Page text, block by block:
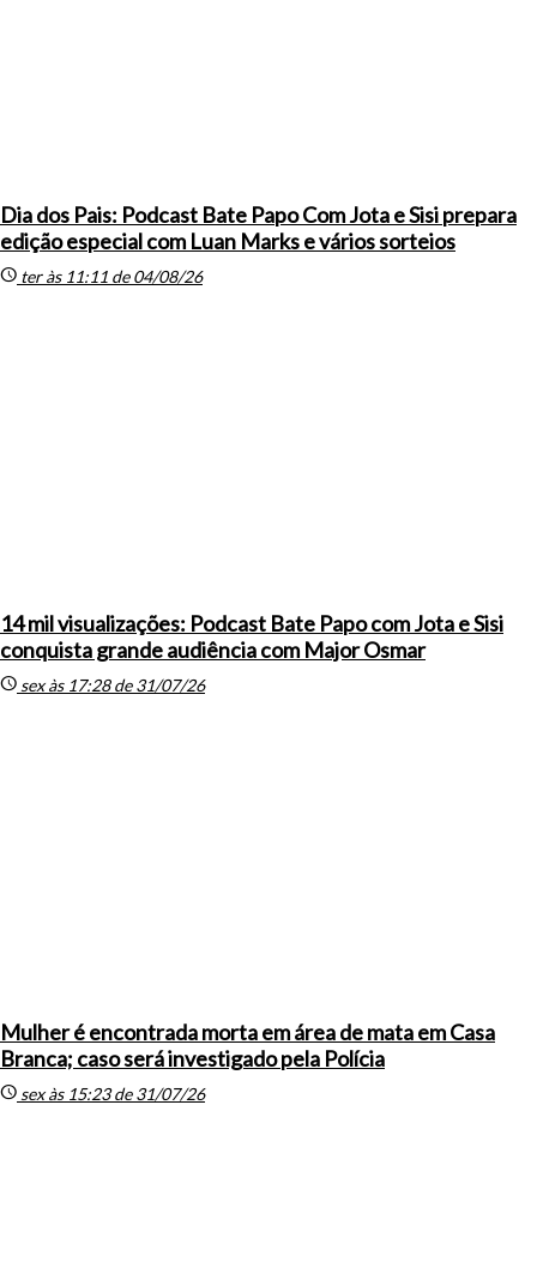
Dia dos Pais: Podcast Bate Papo Com Jota e Sisi prepara
edição especial com Luan Marks e vários sorteios
schedule ter às 11:11 de 04/08/26
14 mil visualizações: Podcast Bate Papo com Jota e Sisi
conquista grande audiência com Major Osmar
schedule sex às 17:28 de 31/07/26
Mulher é encontrada morta em área de mata em Casa
Branca; caso será investigado pela Polícia
schedule sex às 15:23 de 31/07/26